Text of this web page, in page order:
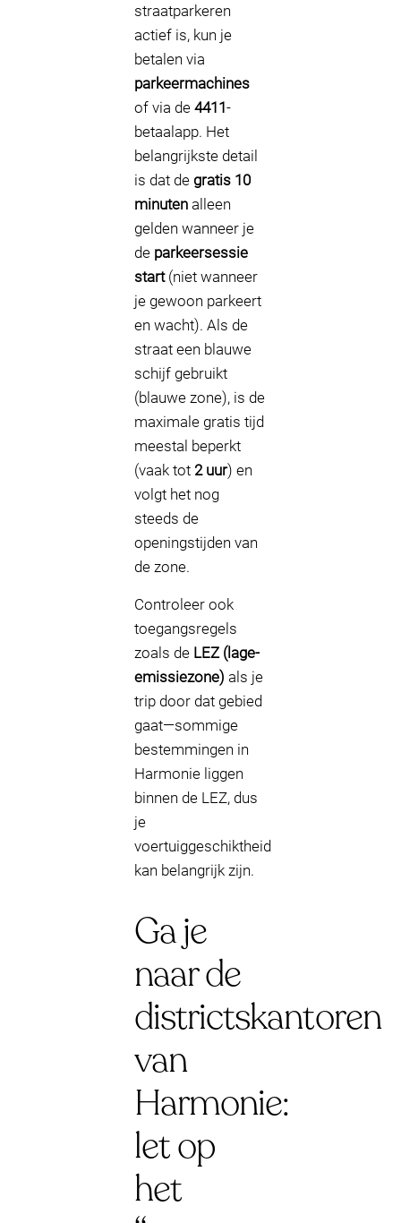
straatparkeren
actief is, kun je
betalen via
parkeermachines
of via de 4411-
betaalapp. Het
belangrijkste detail
is dat de gratis 10
minuten alleen
gelden wanneer je
de parkeersessie
start(niet wanneer
je gewoon parkeert
en wacht). Als de
straat een blauwe
schijf gebruikt
(blauwe zone), is de
maximale gratis tijd
meestal beperkt
(vaak tot 2 uur) en
volgt het nog
steeds de
openingstijden van
de zone.
Controleer ook
toegangsregels
zoals de LEZ (lage-
emissiezone) als je
trip door dat gebied
gaat—sommige
bestemmingen in
Harmonie liggen
binnen de LEZ, dus
je
voertuiggeschiktheid
kan belangrijk zijn.
Ga je
naar de
districtskantoren
van
Harmonie:
let op
het